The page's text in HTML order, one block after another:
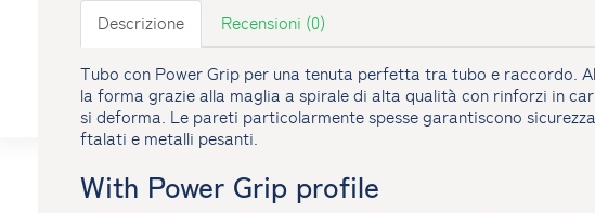
Descrizione Recensioni (0)
Tubo con Power Grip per una tenuta perfetta tra tubo e raccordo.
la forma grazie alla maglia a spirale di alta qualità con rinforzi in
si deforma. Le pareti particolarmente spesse garantiscono
ftalati e metalli pesanti.
With Power Grip profile